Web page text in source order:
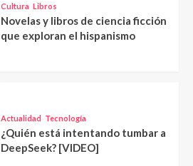
Cultura Libros
Novelas y libros de ciencia ficción
que exploran el hispanismo
Actualidad Tecnología
¿Quién está intentando tumbar a
DeepSeek? [VIDEO]